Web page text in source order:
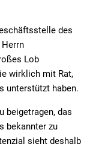
des
Lob
wirklich mit Rat,
unterstützt haben.
beigetragen, das
bekannter zu
sieht deshalb